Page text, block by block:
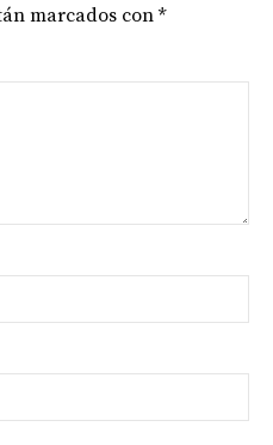
marcados con *